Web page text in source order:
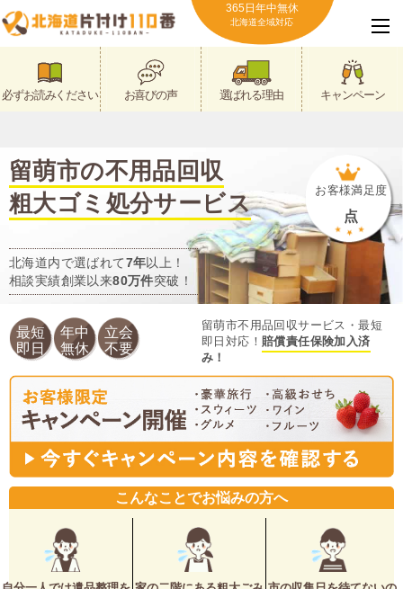
365日年中無休
北海道全域対応
必ずお読みください お喜びの声 選ばれる理由 キャンペーン
留萌市の不用品回収
粗大ゴミ処分サービス
北海道内で選ばれて7年以上！
相談実績創業以来80万件突破！
お客様満足度
点
最短
即日
年中
無休
立会
不要
留萌市不用品回収サービス・最短
即日対応！ 賠償責任保険加入済
み！
こんなことでお悩みの方へ